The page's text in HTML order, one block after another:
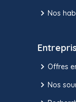
Nos
Offres
Nos